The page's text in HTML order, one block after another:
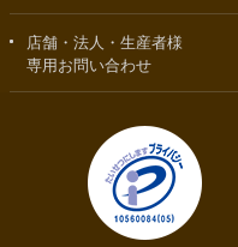
店舗・法人・生産者様
専用お問い合わせ